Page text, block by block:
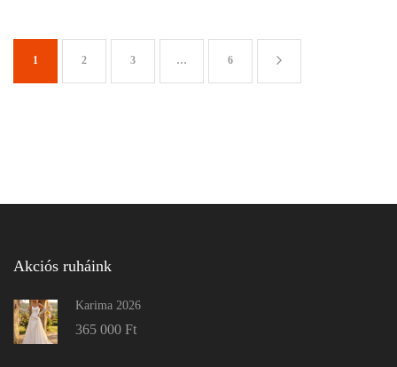
1 2 3 … 6
Akciós ruháink
Karima 2026
365 000 Ft